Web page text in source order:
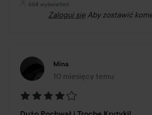
664 wyświetleń
Zaloguj się Aby zostawić
Mina
10 miesięcy temu
Post został utworzony 10